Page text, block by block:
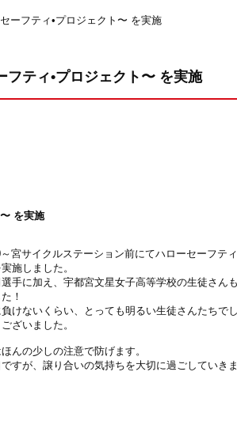
ーフティ•プロジェクト〜 を実施
ティ•プロジェクト〜 を実施
を実施
宮サイクルステーション前にてハローセーフテ
施しました。
手に加え、宇都宮文星女子高等学校の生徒さん
！
けないくらい、とっても明るい生徒さんたちで
ざいました。
んの少しの注意で防げます。
すが、譲り合いの気持ちを大切に過ごしていき